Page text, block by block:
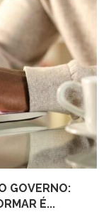
GOVERNO:
É...